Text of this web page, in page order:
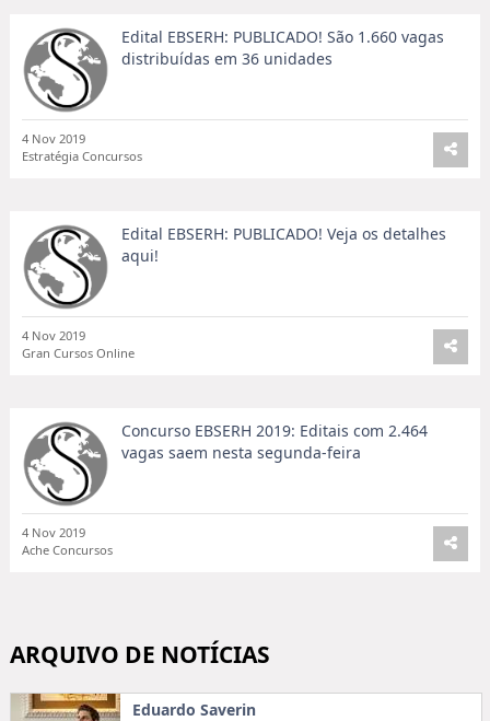
Edital EBSERH: PUBLICADO! São 1.660 vagas
distribuídas em 36 unidades
4 Nov 2019
Estratégia Concursos
Edital EBSERH: PUBLICADO! Veja os detalhes
aqui!
4 Nov 2019
Gran Cursos Online
Concurso EBSERH 2019: Editais com 2.464
vagas saem nesta segunda-feira
4 Nov 2019
Ache Concursos
ARQUIVO DE NOTÍCIAS
Eduardo Saverin